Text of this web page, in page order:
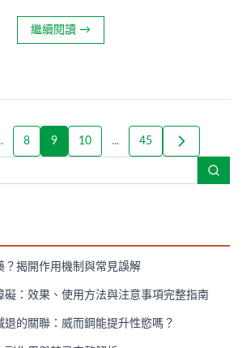
繼續閱讀 →
8 9 10 ... 45
？揭開作用機制與常見誤解
礙：效果、使用方法與注意事項完整指南
的關聯：威而鋼能提升性慾嗎？